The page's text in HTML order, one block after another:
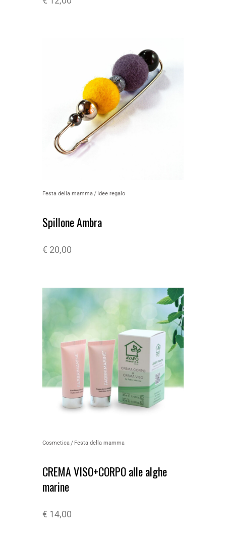
Festa della mamma Idee regalo
Spillone Ambra
€ 20,00
Cosmetica Festa della mamma
CREMA VISO+CORPO alle alghe
marine
€ 14,00